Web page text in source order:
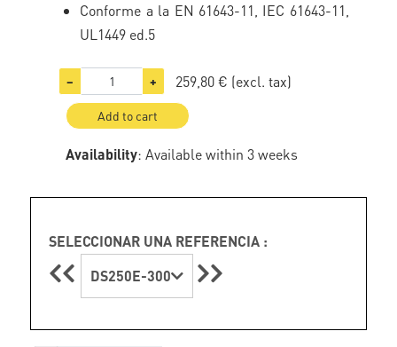
Conforme a la EN 61643-11, IEC 61643-11,
UL1449 ed.5
− + 259,80 € (excl. tax)
Add to cart
Availability: Available within 3 weeks
SELECCIONAR UNA REFERENCIA :
DS250E-300